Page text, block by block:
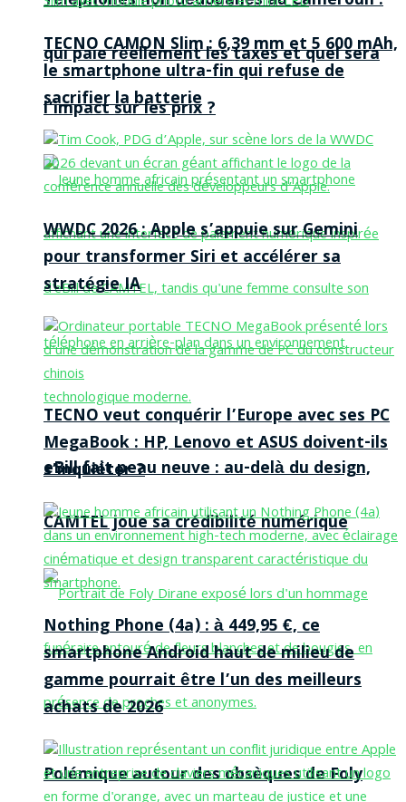
qui paie réellement les taxes et quel sera
l’impact sur les prix ?
eBill fait peau neuve : au-delà du design,
CAMTEL joue sa crédibilité numérique
Polémique autour des obsèques de Foly
TECNO CAMON Slim : 6,39 mm et 5 600 mAh,
le smartphone ultra-fin qui refuse de
sacrifier la batterie
WWDC 2026 : Apple s’appuie sur Gemini
pour transformer Siri et accélérer sa
stratégie IA
TECNO veut conquérir l’Europe avec ses PC
MegaBook : HP, Lenovo et ASUS doivent-ils
s’inquiéter ?
Nothing Phone (4a) : à 449,95 €, ce
smartphone Android haut de milieu de
gamme pourrait être l’un des meilleurs
achats de 2026